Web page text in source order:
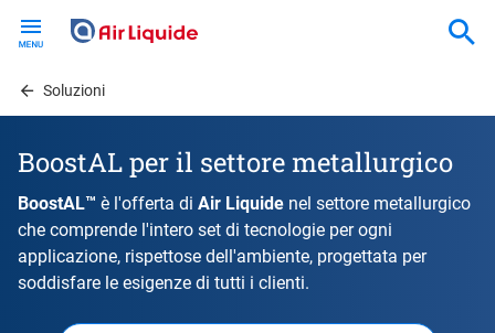
contentSoluzioni
BoostAL per il settore metallurgico
BoostAL™ è l'offerta di Air Liquide nel settore metallurgico
che comprende l'intero set di tecnologie per ogni
applicazione, rispettose dell'ambiente, progettata per
soddisfare le esigenze di tutti i clienti.